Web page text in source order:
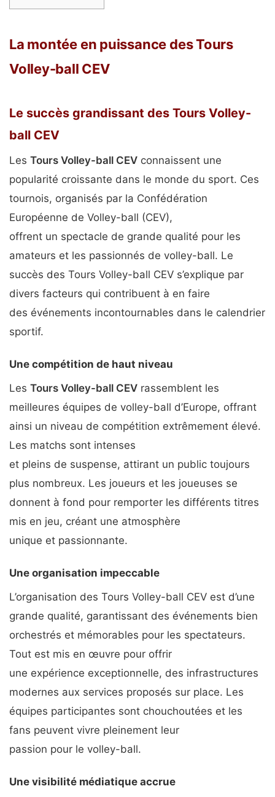
La montée en puissance des Tours
Volley-ball CEV
Le succès grandissant des Tours Volley-
ball CEV
Les Tours Volley-ball CEV connaissent une
popularité croissante dans le monde du sport. Ces
tournois, organisés par la Confédération
Européenne de Volley-ball (CEV),
offrent un spectacle de grande qualité pour les
amateurs et les passionnés de volley-ball. Le
succès des Tours Volley-ball CEV s’explique par
divers facteurs qui contribuent à en faire
des événements incontournables dans le calendrier
sportif.
Une compétition de haut niveau
Les Tours Volley-ball CEV rassemblent les
meilleures équipes de volley-ball d’Europe, offrant
ainsi un niveau de compétition extrêmement élevé.
Les matchs sont intenses
et pleins de suspense, attirant un public toujours
plus nombreux. Les joueurs et les joueuses se
donnent à fond pour remporter les différents titres
mis en jeu, créant une atmosphère
unique et passionnante.
Une organisation impeccable
L’organisation des Tours Volley-ball CEV est d’une
grande qualité, garantissant des événements bien
orchestrés et mémorables pour les spectateurs.
Tout est mis en œuvre pour offrir
une expérience exceptionnelle, des infrastructures
modernes aux services proposés sur place. Les
équipes participantes sont chouchoutées et les
fans peuvent vivre pleinement leur
passion pour le volley-ball.
Une visibilité médiatique accrue